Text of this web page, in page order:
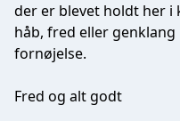
der er blevet holdt her i
håb, fred eller genklang
fornøjelse.
Fred og alt godt